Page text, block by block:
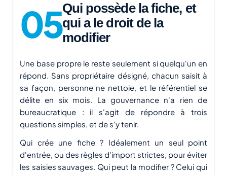
Qui possède la fiche, et
qui a le droit de la
modifier
Une base propre le reste seulement si quelqu'un en
répond. Sans propriétaire désigné, chacun saisit à
sa façon, personne ne nettoie, et le référentiel se
délite en six mois. La gouvernance n'a rien de
bureaucratique : il s'agit de répondre à trois
questions simples, et de s'y tenir.
Qui crée une fiche ? Idéalement un seul point
d'entrée, ou des règles d'import strictes, pour éviter
les saisies sauvages. Qui peut la modifier ? Celui qui